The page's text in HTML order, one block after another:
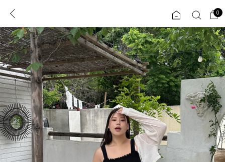
로그인 0
ENG
TW
JP
콘텐츠 리뷰 & 혜택 플러스핏 회원혜택
CATEGORY COMMUNITY
도착보장⚡
인플루언서 pick!
ALL
익스클루시브
0